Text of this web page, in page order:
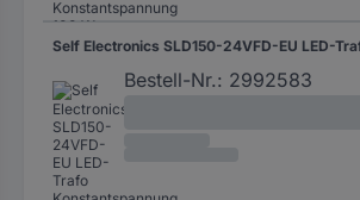
Bestell-Nr.: 2992583